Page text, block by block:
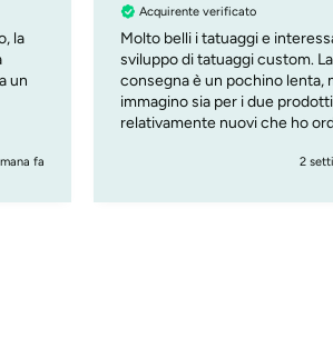
lo
fa
Acquirente verificato
Snelle en goede service
afbeeldingen Gewoon blij mee
4